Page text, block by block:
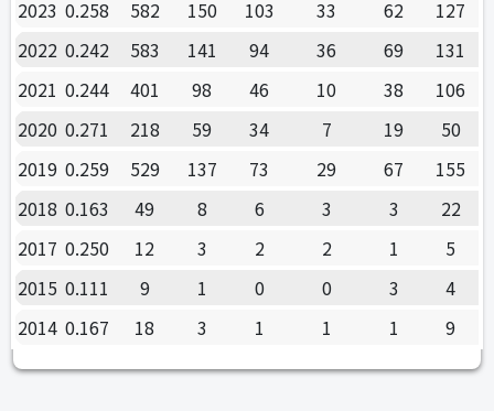
2023 0.258 582 150 103 33 62
127
2022 0.242 583 141 94 36 69
131
2021 0.244 401 98 46 10 38
106
2020 0.271 218 59 34 7 19
50
2019 0.259 529 137 73 29 67
155
2018 0.163 49 8 6 3 3
22
2017 0.250 12 3 2 2 1
5
2015 0.111 9 1 0 0 3
4
2014 0.167 18 3 1 1 1 9